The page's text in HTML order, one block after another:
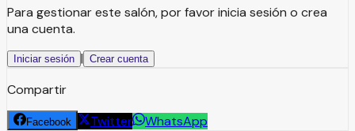
Para gestionar este salón, por favor inicia sesión o crea
una cuenta.
Iniciar sesión | Crear cuenta
Compartir
Facebook Twitter WhatsApp